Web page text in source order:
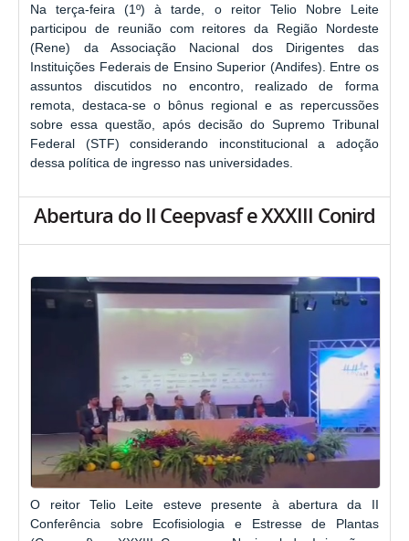
Na terça-feira (1º) à tarde, o reitor Telio Nobre Leite
participou de reunião com reitores da Região Nordeste
(Rene) da Associação Nacional dos Dirigentes das
Instituições Federais de Ensino Superior (Andifes). Entre os
assuntos discutidos no encontro, realizado de forma
remota, destaca-se o bônus regional e as repercussões
sobre essa questão, após decisão do Supremo Tribunal
Federal (STF) considerando inconstitucional a adoção
dessa política de ingresso nas universidades.
Abertura do II Ceepvasf e XXXIII Conird
O reitor Telio Leite esteve presente à abertura da II
Conferência sobre Ecofisiologia e Estresse de Plantas